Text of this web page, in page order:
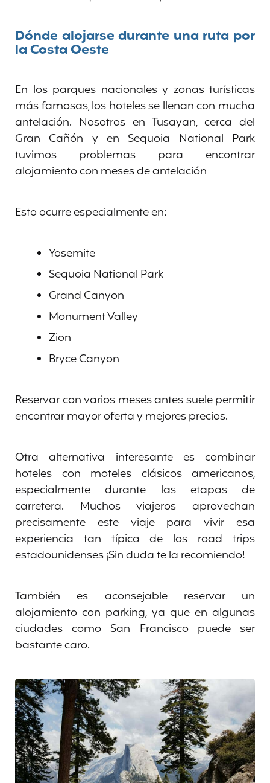
Dónde alojarse durante una ruta por
la Costa Oeste
En los parques nacionales y zonas turísticas
más famosas, los hoteles se llenan con mucha
antelación. Nosotros en Tusayan, cerca del
Gran Cañón y en Sequoia National Park
tuvimos problemas para encontrar
alojamiento con meses de antelación
Esto ocurre especialmente en:
Yosemite
Sequoia National Park
Grand Canyon
Monument Valley
Zion
Bryce Canyon
Reservar con varios meses antes suele permitir
encontrar mayor oferta y mejores precios.
Otra alternativa interesante es combinar
hoteles con moteles clásicos americanos,
especialmente durante las etapas de
carretera. Muchos viajeros aprovechan
precisamente este viaje para vivir esa
experiencia tan típica de los road trips
estadounidenses ¡Sin duda te la recomiendo!
También es aconsejable reservar un
alojamiento con parking, ya que en algunas
ciudades como San Francisco puede ser
bastante caro.